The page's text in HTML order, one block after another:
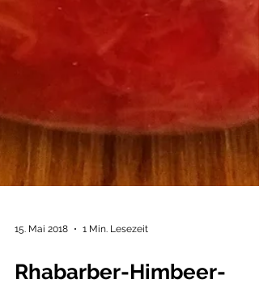
15. Mai 2018 1 Min. Lesezeit